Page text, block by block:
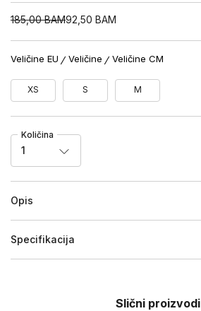
185,00 BAM92,50 BAM
Veličine EU Veličine Veličine CM
XS S M
Količina
1
Opis
Specifikacija
Slični proizvodi